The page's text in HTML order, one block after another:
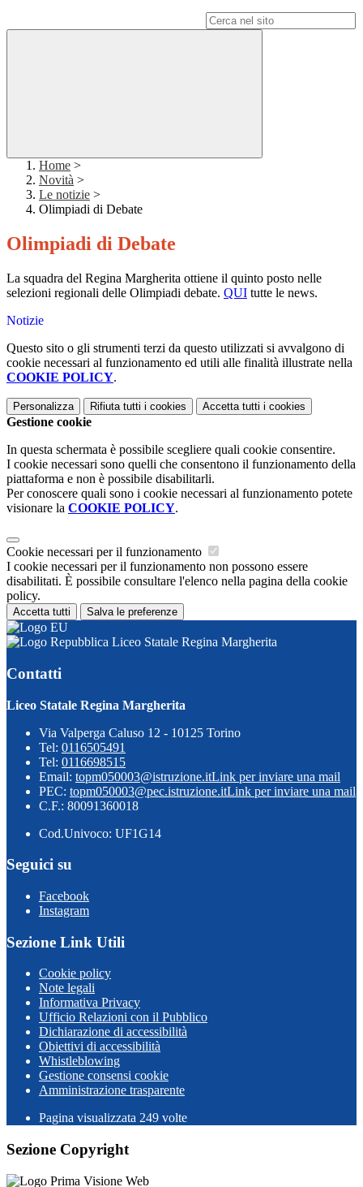
Home >
Novità >
Le notizie >
Olimpiadi di Debate
Olimpiadi di Debate
La squadra del Regina Margherita ottiene il quinto posto nelle
selezioni regionali delle Olimpiadi debate. QUI tutte le news.
Notizie
Questo sito o gli strumenti terzi da questo utilizzati si avvalgono di
cookie necessari al funzionamento ed utili alle finalità illustrate nella
COOKIE POLICY.
Personalizza Rifiuta tutti i cookies Accetta tutti i cookies
Gestione cookie
In questa schermata è possibile scegliere quali cookie consentire.
I cookie necessari sono quelli che consentono il funzionamento della
piattaforma e non è possibile disabilitarli.
Per conoscere quali sono i cookie necessari al funzionamento potete
visionare la COOKIE POLICY.
Cookie necessari per il funzionamento
I cookie necessari per il funzionamento non possono essere
disabilitati. È possibile consultare l'elenco nella pagina della cookie
policy.
Accetta tutti Salva le preferenze
Liceo Statale Regina Margherita
Contatti
Liceo Statale Regina Margherita
Via Valperga Caluso 12 - 10125 Torino
Tel: 0116505491
Tel: 0116698515
Email: topm050003@istruzione.itLink per inviare una mail
PEC: topm050003@pec.istruzione.itLink per inviare una mail
C.F.: 80091360018
Cod.Univoco: UF1G14
Seguici su
Facebook
Instagram
Sezione Link Utili
Cookie policy
Note legali
Informativa Privacy
Ufficio Relazioni con il Pubblico
Dichiarazione di accessibilità
Obiettivi di accessibilità
Whistleblowing
Gestione consensi cookie
Amministrazione trasparente
Pagina visualizzata 249 volte
Sezione Copyright